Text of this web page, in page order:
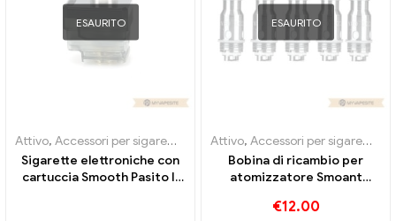
ESAURITO
Attivo, Accessori per sigarette elettroniche ,Evaporatore
Sigarette elettroniche con
cartuccia Smooth Pasito II
ESAURITO
Attivo, Accessori per sigarette elettroniche
Bobina di ricambio per
atomizzatore Smoant
pezzi/pacco Sigarette
€12.00